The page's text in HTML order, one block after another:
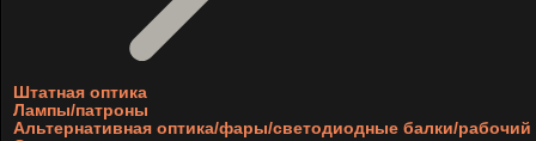
Штатная оптика
Лампы/патроны
Альтернативная оптика/фары/светодиодные балки/рабочий